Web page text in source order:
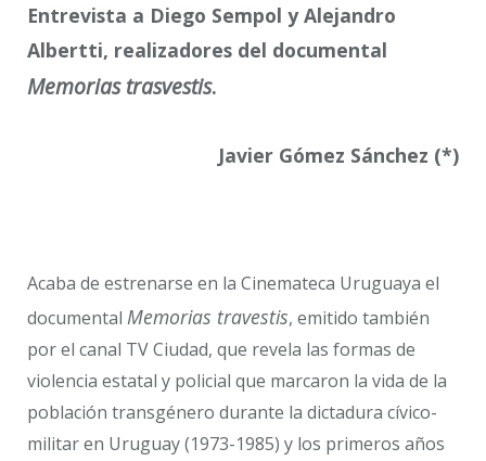
Entrevista a Diego Sempol y Alejandro
Albertti, realizadores del documental
Memorias trasvestis.
Javier Gómez Sánchez (*)
Acaba de estrenarse en la Cinemateca Uruguaya el
documental Memorias travestis, emitido también
por el canal TV Ciudad, que revela las formas de
violencia estatal y policial que marcaron la vida de la
población transgénero durante la dictadura cívico-
militar en Uruguay (1973-1985) y los primeros años